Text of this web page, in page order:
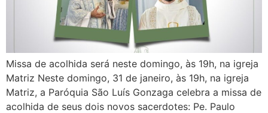
Missa de acolhida será neste domingo, às 19h, na igreja
Matriz Neste domingo, 31 de janeiro, às 19h, na igreja
Matriz, a Paróquia São Luís Gonzaga celebra a missa de
acolhida de seus dois novos sacerdotes: Pe. Paulo